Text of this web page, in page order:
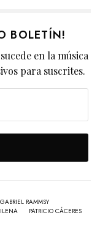
BOLETÍN!
en la música
para suscrites.
GABRIEL RAMMSY
PATRICIO CÁCERES